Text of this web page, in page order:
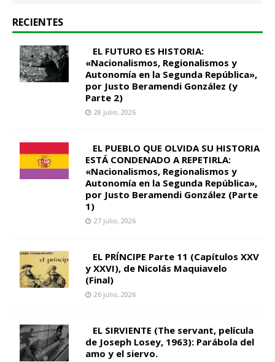
RECIENTES
EL FUTURO ES HISTORIA:
«Nacionalismos, Regionalismos y
Autonomía en la Segunda República»,
por Justo Beramendi González (y
Parte 2)
28 julio, 2026
EL PUEBLO QUE OLVIDA SU HISTORIA
ESTÁ CONDENADO A REPETIRLA:
«Nacionalismos, Regionalismos y
Autonomía en la Segunda República»,
por Justo Beramendi González (Parte
1)
27 julio, 2026
EL PRÍNCIPE Parte 11 (Capítulos XXV
y XXVI), de Nicolás Maquiavelo
(Final)
26 julio, 2026
EL SIRVIENTE (The servant, película
de Joseph Losey, 1963): Parábola del
amo y el siervo.